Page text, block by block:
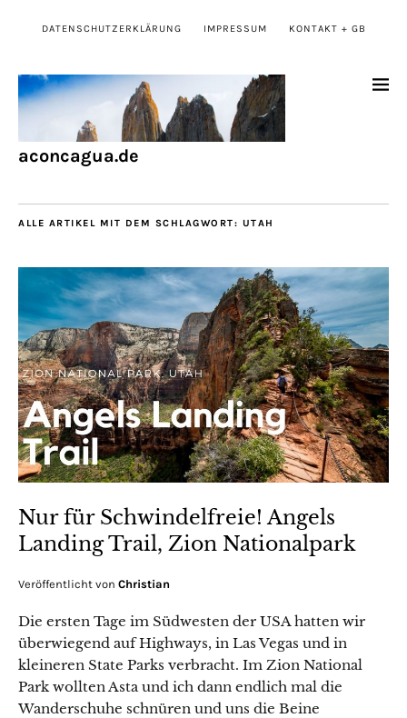
DATENSCHUTZERKLÄRUNG IMPRESSUM KONTAKT + GB
aconcagua.de
ALLE ARTIKEL MIT DEM SCHLAGWORT: UTAH
Nur für Schwindelfreie! Angels
Landing Trail, Zion Nationalpark
Veröffentlicht von Christian
Die ersten Tage im Südwesten der USA hatten wir
überwiegend auf Highways, in Las Vegas und in
kleineren State Parks verbracht. Im Zion National
Park wollten Asta und ich dann endlich mal die
Wanderschuhe schnüren und uns die Beine